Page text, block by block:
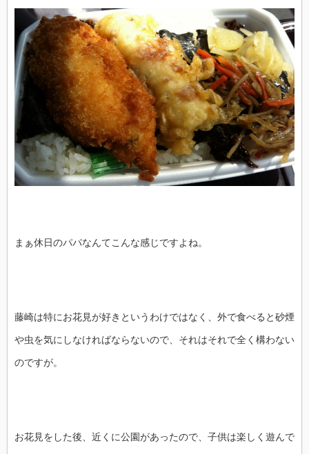
まぁ休日のパパなんてこんな感じですよね。
藤崎は特にお花見が好きというわけではなく、外で食べると砂煙
や虫を気にしなければならないので、それはそれで全く構わない
のですが。
お花見をした後、近くに公園があったので、子供は楽しく遊んで